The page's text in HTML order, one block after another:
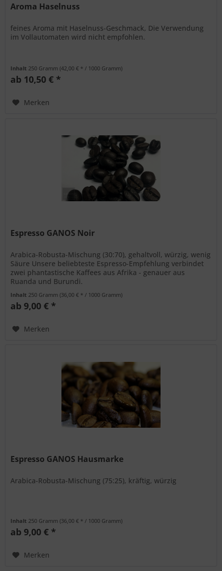
Aroma Haselnuss
feines Aroma mit Haselnuss-Geschmack, Die Verwendung
im Vollautomaten wird nicht empfohlen.
Inhalt 250 Gramm(42,00 € * / 1000 Gramm)
ab 10,50 € *
Merken
Espresso GANOS Noir
Arabica-Robusta-Mischung (30:70), gehaltvoll, würzig, wenig
Säure Unsere beliebteste Espresso-Empfehlung verbindet
zwei phantastische Kaffees aus Afrika - genauer aus
Ruanda und Burundi.
Inhalt 250 Gramm(36,00 € * / 1000 Gramm)
ab 9,00 € *
Merken
Espresso GANOS Hausmarke
Arabica-Robusta-Mischung (75:25), kräftig, würzig
Inhalt 250 Gramm(36,00 € * / 1000 Gramm)
ab 9,00 € *
Merken